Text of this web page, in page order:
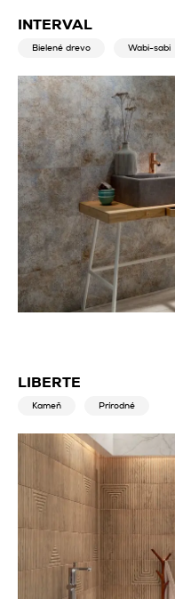
INTERVAL
Bielené drevo Wabi-sabi
LIBERTE
Kameň Prírodné